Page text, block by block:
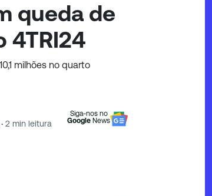
queda de
4TRI24
milhões no quarto
· 2 min leitura
Siga-nos no
Google News